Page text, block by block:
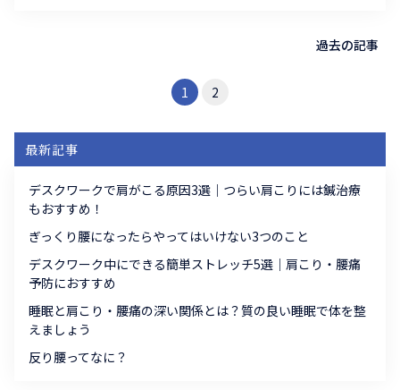
1 2
過去の記事
最新記事
デスクワークで肩がこる原因3選｜つらい肩こりには鍼治療
もおすすめ！
ぎっくり腰になったらやってはいけない3つのこと
デスクワーク中にできる簡単ストレッチ5選｜肩こり・腰痛
予防におすすめ
睡眠と肩こり・腰痛の深い関係とは？質の良い睡眠で体を整
えましょう
反り腰ってなに？